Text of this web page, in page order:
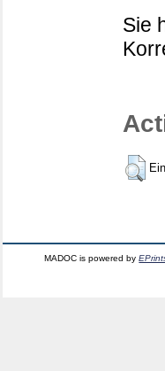
Sie
MADOC is powered by